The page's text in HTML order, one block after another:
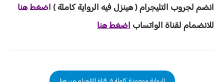
انضم لجروب التليجرام ( هينزل فيه الرواية كاملة ) اضغط هنا
للانضمام لقناة الواتساباضغط هنا